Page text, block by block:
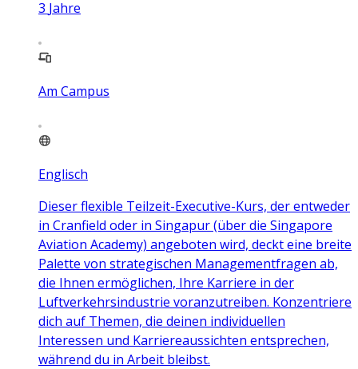
3 Jahre
Am Campus
Englisch
Dieser flexible Teilzeit-Executive-Kurs, der entweder
in Cranfield oder in Singapur (über die Singapore
Aviation Academy) angeboten wird, deckt eine breite
Palette von strategischen Managementfragen ab,
die Ihnen ermöglichen, Ihre Karriere in der
Luftverkehrsindustrie voranzutreiben. Konzentriere
dich auf Themen, die deinen individuellen
Interessen und Karriereaussichten entsprechen,
während du in Arbeit bleibst.